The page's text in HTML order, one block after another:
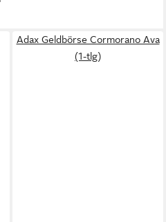
Adax Geldbörse Cormorano Ava
(1-tlg)